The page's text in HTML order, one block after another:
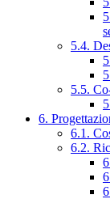
5.4.
5.5.
6.
6.1.
6.2.